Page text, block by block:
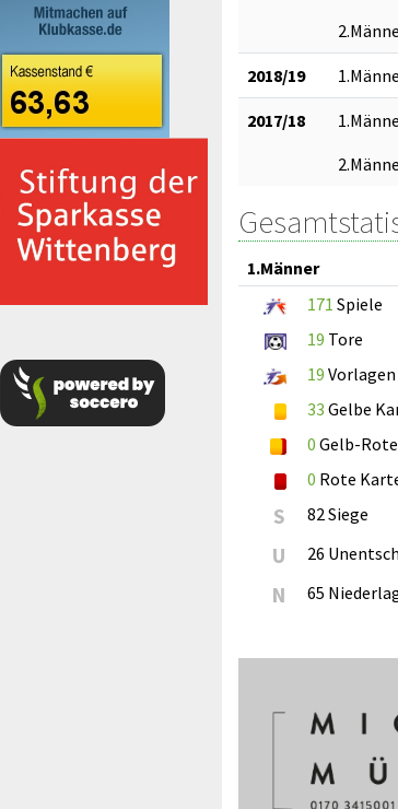
2018/19
2017/18
1.Männer
171 Spiele
19 Tore
19 Vorlagen
33 Gelbe
0 Gelb-
0 Rote
S 82 Siege
U 26
N 65